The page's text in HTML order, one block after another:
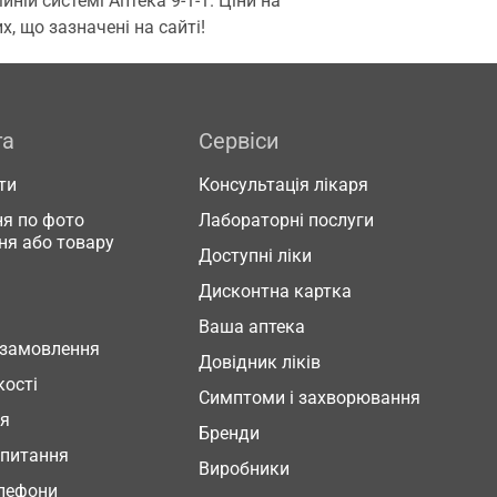
що зазначені на сайті!
по фото
або товару
Сервіси
Консультація лікаря
Лабораторні послуги
Доступні ліки
Дисконтна картка
Ваша аптека
Довідник ліків
Симптоми і захворювання
Бренди
Виробники